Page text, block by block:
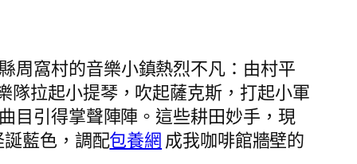
周窩村的音樂小鎮熱烈不凡：由村平
隊拉起小提琴，吹起薩克斯，打起小軍
目引得掌聲陣陣。這些耕田妙手，現
藍色，調配包養網 成我咖啡館牆壁的